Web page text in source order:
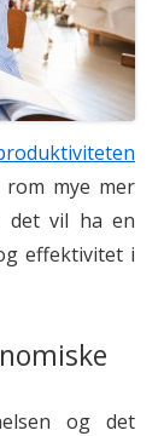
mye mer
det vil ha en
effektivitet i
og det